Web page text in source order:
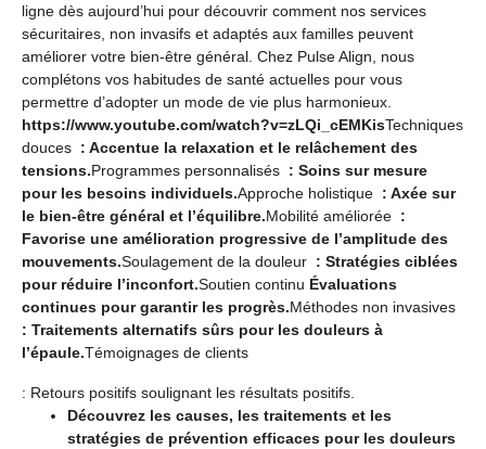
ligne dès aujourd’hui pour découvrir comment nos services
sécuritaires, non invasifs et adaptés aux familles peuvent
améliorer votre bien-être général. Chez Pulse Align, nous
complétons vos habitudes de santé actuelles pour vous
permettre d’adopter un mode de vie plus harmonieux.
https://www.youtube.com/watch?v=zLQi_cEMKisTechniques
douces : Accentue la relaxation et le relâchement des
tensions.Programmes personnalisés : Soins sur mesure
pour les besoins individuels.Approche holistique : Axée sur
le bien-être général et l’équilibre.Mobilité améliorée :
Favorise une amélioration progressive de l’amplitude des
mouvements.Soulagement de la douleur : Stratégies ciblées
pour réduire l’inconfort.Soutien continu Évaluations
continues pour garantir les progrès.Méthodes non invasives
: Traitements alternatifs sûrs pour les douleurs à
l’épaule.Témoignages de clients
: Retours positifs soulignant les résultats positifs.
Découvrez les causes, les traitements et les
stratégies de prévention efficaces pour les douleurs